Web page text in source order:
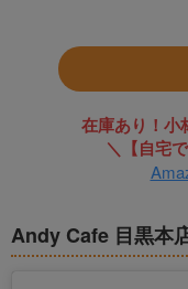
在庫あり！小
＼【自宅
Andy Cafe 目黒本